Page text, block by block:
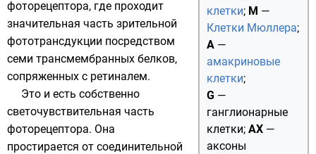
клетки; M —
Клетки Мюллера;
A —
амакриновые
клетки;
G —
ганглионарные
клетки; AX —
аксоны
фоторецептора, где проходит
значительная часть зрительной
фототрансдукции посредством
семи трансмембранных белков,
сопряженных с ретиналем.
Это и есть собственно
светочувствительная часть
фоторецептора. Она
простирается от соединительной